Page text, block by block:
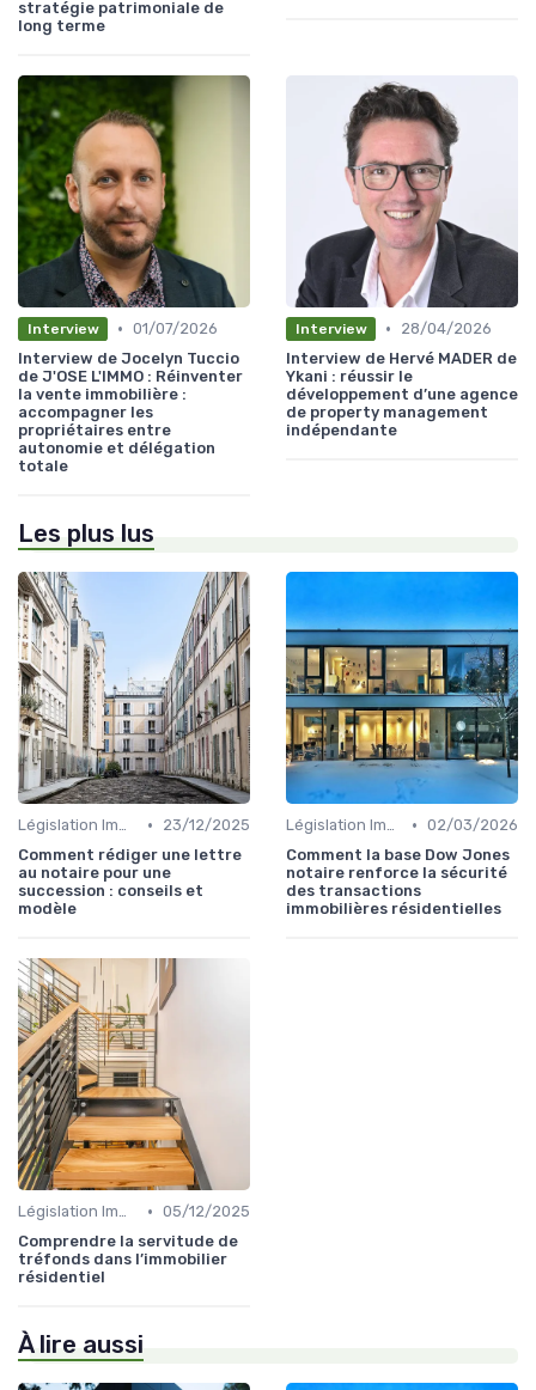
stratégie patrimoniale de
long terme
Interview • 01/07/2026
Interview de Jocelyn Tuccio
de J'OSE L'IMMO : Réinventer
la vente immobilière :
accompagner les
propriétaires entre
autonomie et délégation
totale
Interview •
28/04/2026
Interview de Hervé MADER de
Ykani : réussir le
développement d’une agence
de property management
indépendante
Les plus lus
Législation Immobilière •
23/12/2025
Comment rédiger une lettre
au notaire pour une
succession : conseils et
modèle
Législation Immobilière • 02/03/2026
Comment la base Dow Jones
notaire renforce la sécurité
des transactions
immobilières résidentielles
Législation Immobilière • 05/12/2025
Comprendre la servitude de
tréfonds dans l’immobilier
résidentiel
À lire aussi